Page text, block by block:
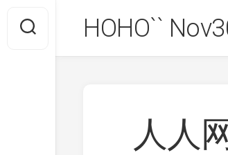
content
HOHO``
人人